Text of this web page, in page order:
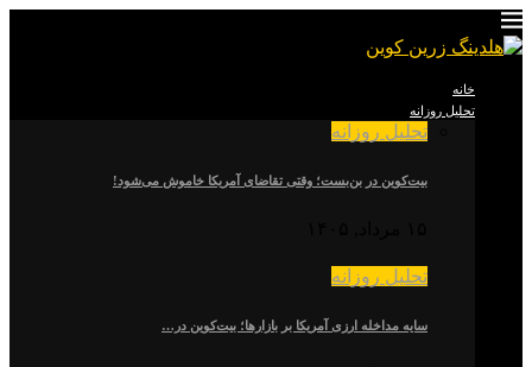
خانه
تحلیل روزانه
تحلیل روزانه
بیت‌کوین در بن‌بست؛ وقتی تقاضای آمریکا خاموش می‌شود!
تحلیل روزانه
سایه مداخله ارزی آمریکا بر بازارها؛ بیت‌کوین در…